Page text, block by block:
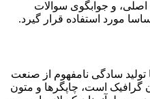
و جوابگوی سوالات
مورد استفاده قرار گیرد.
سادگی نامفهوم از صنعت
گرافیک است، چاپگرها و متون